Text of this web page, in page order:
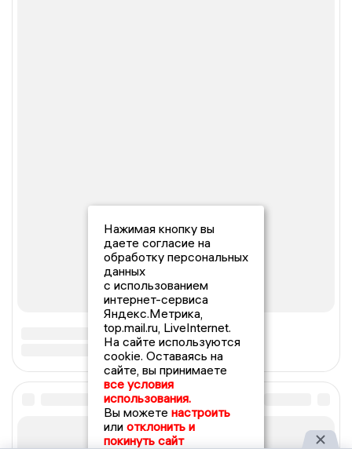
Нажимая кнопку вы
даете согласие на
обработку персональных
данных
с использованием
интернет-сервиса
Яндекс.Метрика,
top.mail.ru, LiveInternet.
На сайте используются
cookie. Оставаясь на
сайте, вы принимаете
все условия
использования.
Вы можете настроить
или отклонить и
покинуть сайт